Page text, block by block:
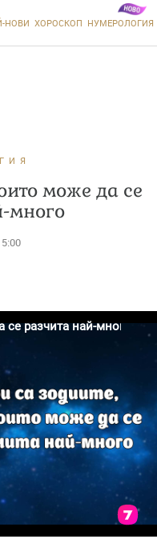
НОВИ ХОРОСКОП НУМЕРОЛОГИЯ
може да се
много